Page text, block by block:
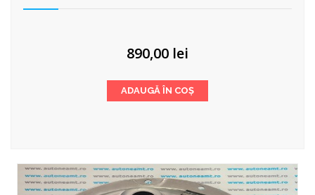
890,00 lei
ADAUGĂ ÎN COȘ